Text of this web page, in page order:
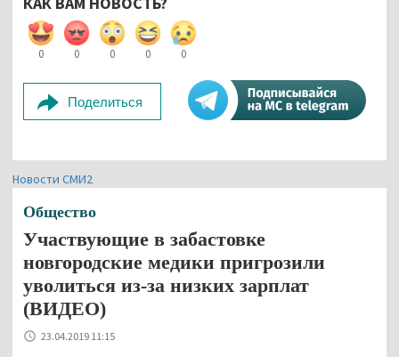
0 0 0 0 0
Поделиться
Новости СМИ2
Общество
Участвующие в забастовке
новгородские медики пригрозили
уволиться из-за низких зарплат
(ВИДЕО)
23.04.2019 11:15